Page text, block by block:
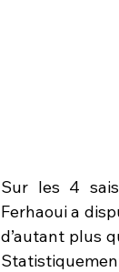
Sur les 4
Ferhaoui a
d’autant plus